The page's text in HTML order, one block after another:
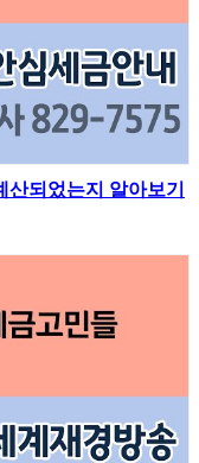
되었는지 알아보기